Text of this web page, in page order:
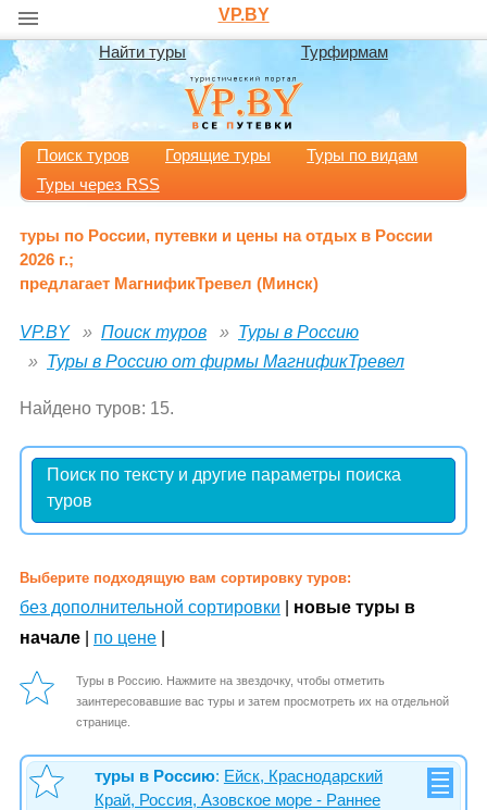
VP.BY
Найти туры Турфирмам
Поиск туров Горящие туры
Туры по видам
Туры через RSS
туры по России, путевки и цены на отдых в России
2026 г.;
предлагает МагнификТревел (Минск)
VP.BY Поиск туров
Туры в Россию
Туры в Россию от фирмы МагнификТревел
Найдено туров: 15.
Поиск по тексту и другие параметры поиска
туров
Выберите подходящую вам сортировку туров:
без дополнительной сортировки
новые туры в
начале
по цене
Туры в Россию. Нажмите на звездочку, чтобы отметить
заинтересовавшие вас туры и затем просмотреть их на отдельной
странице.
туры в Россию: Ейск, Краснодарский
Край, Россия, Азовское море - Раннее